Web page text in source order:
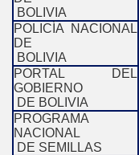
BOLIVIA
POLICÍA NACIONAL
DE
BOLIVIA
PORTAL DEL
GOBIERNO
DE BOLIVIA
PROGRAMA
NACIONAL
DE SEMILLAS